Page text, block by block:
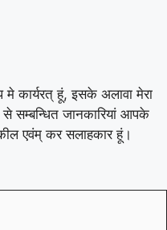
कार्यरत् हूं, इसके अलावा मेरा
सम्बन्धित जानकारियां आपके
एवंम् कर सलाहकार हूं।